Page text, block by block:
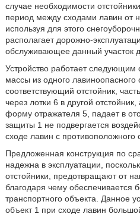
случае необходимости
период между сходами лавин от
используя для этого
располагает дорожно-
обслуживающее данный участок
Устройство работает
массы из одного лавиноопасного
соответствующий отстойник,
через лотки 6 в другой
форму отражателя 5, падает в
защиты 1 не подвергается
сходе лавин с противоположного
Предложенная конструкция по
надежна в эксплуатации,
отстойники, предотвращают от
благодаря чему обеспечивается
транспортного объекта. Данное
объект 1 при сходе лавин